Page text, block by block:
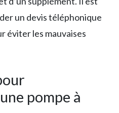
un devis téléphonique
éviter les mauvaises
pompe à